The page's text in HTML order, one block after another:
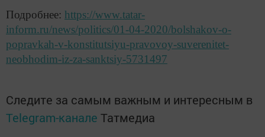
Подробнее: https://www.tatar-
inform.ru/news/politics/01-04-2020/bolshakov-o-
popravkah-v-konstitutsiyu-pravovoy-suverenitet-
neobhodim-iz-za-sanktsiy-5731497
Следите за самым важным и интересным в
Telegram-канале Татмедиа